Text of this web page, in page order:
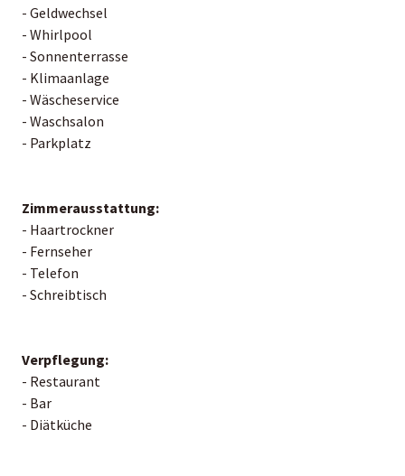
- Geldwechsel
- Whirlpool
- Sonnenterrasse
- Klimaanlage
- Wäscheservice
- Waschsalon
- Parkplatz
Zimmerausstattung:
- Haartrockner
- Fernseher
- Telefon
- Schreibtisch
Verpflegung:
- Restaurant
- Bar
- Diätküche